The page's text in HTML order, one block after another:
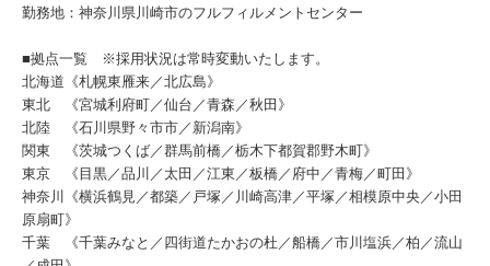
勤務地：神奈川県川崎市のフルフィルメントセンター
■拠点一覧 ※採用状況は常時変動いたします。
北海道《札幌東雁来／北広島》
東北 《宮城利府町／仙台／青森／秋田》
北陸 《石川県野々市市／新潟南》
関東 《茨城つくば／群馬前橋／栃木下都賀郡野木町》
東京 《目黒／品川／太田／江東／板橋／府中／青梅／町田》
神奈川《横浜鶴見／都築／戸塚／川崎高津／平塚／相模原中央／小田
原扇町》
千葉 《千葉みなと／四街道たかおの杜／船橋／市川塩浜／柏／流山